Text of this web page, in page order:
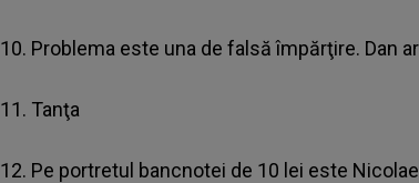
10. Problema este una de falsă împărţire. Dan
11. Tanţa
12. Pe portretul bancnotei de 10 lei este